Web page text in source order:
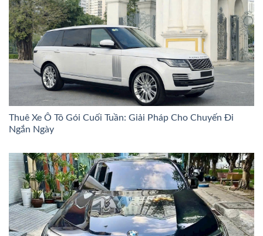
Thuê Xe Ô Tô Gói Cuối Tuần: Giải Pháp Cho Chuyến Đi
Ngắn Ngày